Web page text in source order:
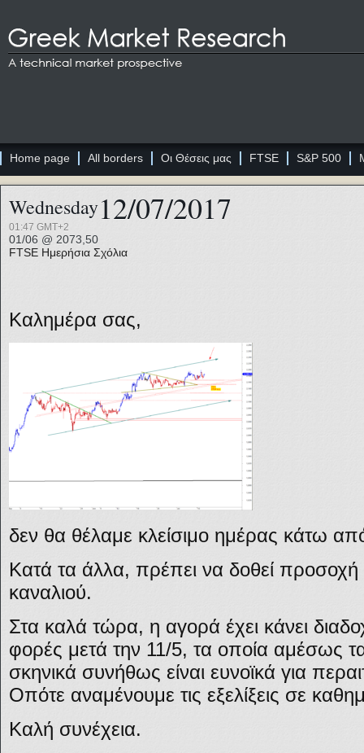
Home page All borders Οι Θέσεις μας FTSE S&P 500
Wednesday12/07/2017
01:47 GMT+2
01/06 @ 2073,50
FTSE Ημερήσια Σχόλια
Καλημέρα σας,
δεν θα θέλαμε κλείσιμο ημέρας κάτω
Κατά τα άλλα, πρέπει να δοθεί
καναλιού.
Στα καλά τώρα, η αγορά έχει κάνει
φορές μετά την 11/5, τα οποία αμέσως
σκηνικά συνήθως είναι ευνοϊκά για
Οπότε αναμένουμε τις εξελίξεις σε
Καλή συνέχεια.